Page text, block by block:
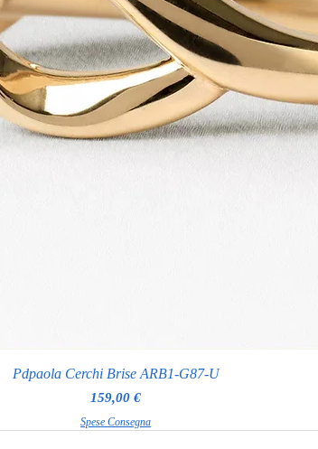
Pdpaola Cerchi Brise ARB1-G87-U
Prezzo
159,00 €
Spese Consegna